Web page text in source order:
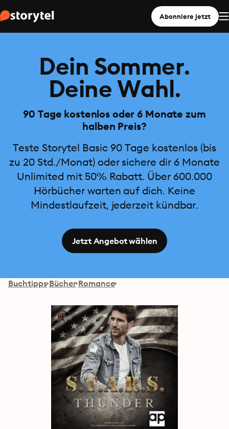
Abonniere jetzt
Dein Sommer.
Deine Wahl.
90 Tage kostenlos oder 6 Monate zum
halben Preis?
Teste Storytel Basic 90 Tage kostenlos (bis
zu 20 Std./Monat) oder sichere dir 6 Monate
Unlimited mit 50% Rabatt. Über 600.000
Hörbücher warten auf dich. Keine
Mindestlaufzeit, jederzeit kündbar.
Jetzt Angebot wählen
Buchtipps Bücher Romance